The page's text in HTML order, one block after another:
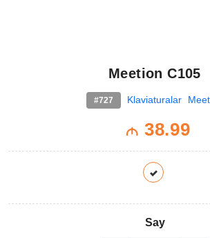
Meetion C105
#727 Klaviaturalar
M 38.99
Say